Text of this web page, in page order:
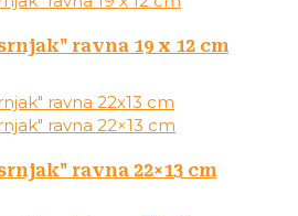
ravna 19 x 12 cm
ravna 22×13 cm